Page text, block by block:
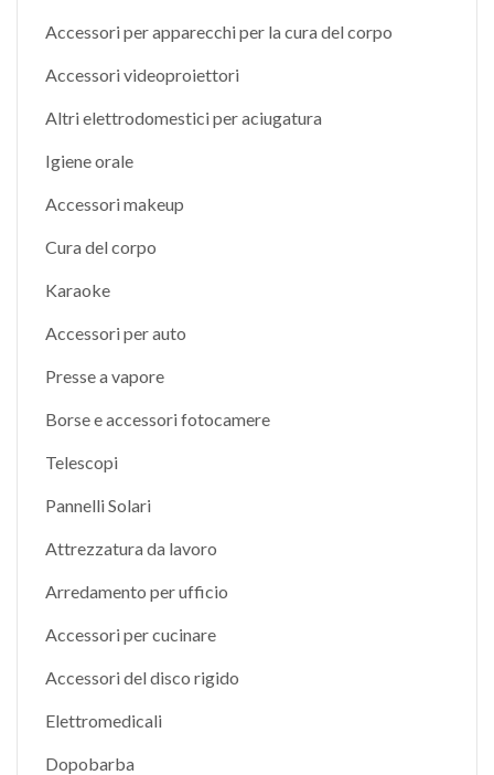
Accessori per apparecchi per la cura del corpo
Accessori videoproiettori
Altri elettrodomestici per aciugatura
Igiene orale
Accessori makeup
Cura del corpo
Karaoke
Accessori per auto
Presse a vapore
Borse e accessori fotocamere
Telescopi
Pannelli Solari
Attrezzatura da lavoro
Arredamento per ufficio
Accessori per cucinare
Accessori del disco rigido
Elettromedicali
Dopobarba